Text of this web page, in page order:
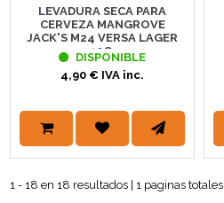
LEVADURA SECA PARA
CERVEZA MANGROVE
JACK'S M24 VERSA LAGER
10G.
DISPONIBLE
4,90 € IVA inc.
1 - 18 en 18 resultados | 1 paginas totales